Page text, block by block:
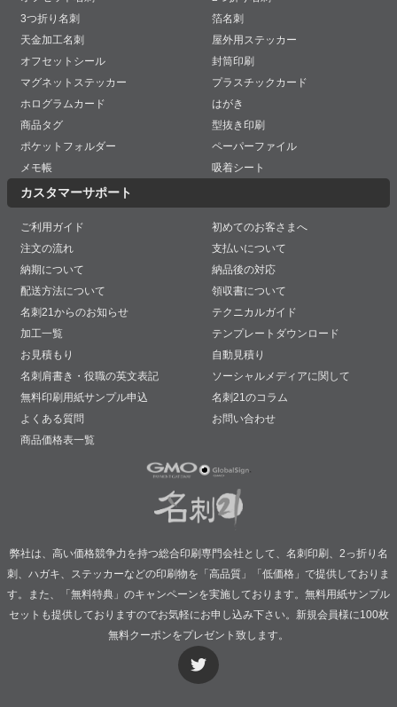
3つ折り名刺
箔名刺
天金加工名刺
屋外用ステッカー
オフセットシール
封筒印刷
マグネットステッカー
プラスチックカード
ホログラムカード
はがき
商品タグ
型抜き印刷
ポケットフォルダー
ペーパーファイル
メモ帳
吸着シート
カスタマーサポート
ご利用ガイド
初めてのお客さまへ
注文の流れ
支払いについて
納期について
納品後の対応
配送方法について
領収書について
名刺21からのお知らせ
テクニカルガイド
加工一覧
テンプレートダウンロード
お見積もり
自動見積り
名刺肩書き・役職の英文表記
ソーシャルメディアに関して
無料印刷用紙サンプル申込
名刺21のコラム
よくある質問
お問い合わせ
商品価格表一覧
弊社は、高い価格競争力を持つ総合印刷専門会社として、名刺印刷、2っ折り名
刺、ハガキ、ステッカーなどの印刷物を「高品質」「低価格」で提供しておりま
す。また、「無料特典」のキャンペーンを実施しております。無料用紙サンプル
セットも提供しておりますのでお気軽にお申し込み下さい。新規会員様に100枚
無料クーポンをプレゼント致します。